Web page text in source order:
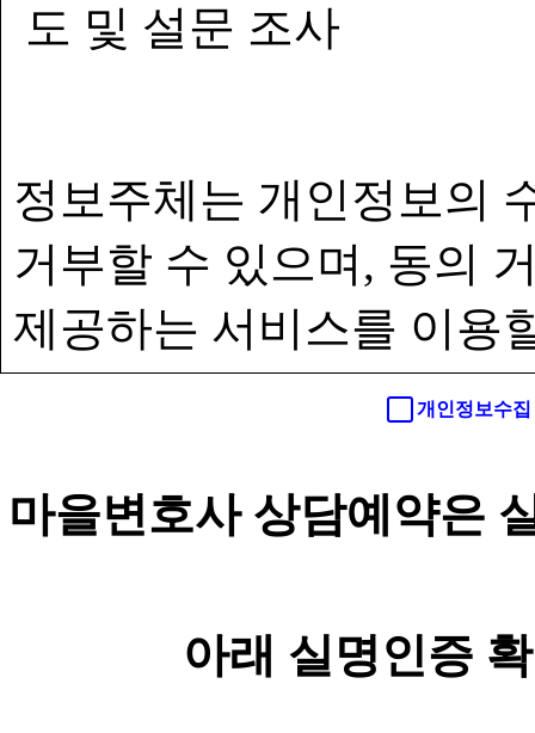
도 및 설문 조사
정보주체는 개인정보의
거부할 수 있으며, 동의
제공하는 서비스를 이용
개인정보수
마을변호사 상담예약은
아래 실명인증